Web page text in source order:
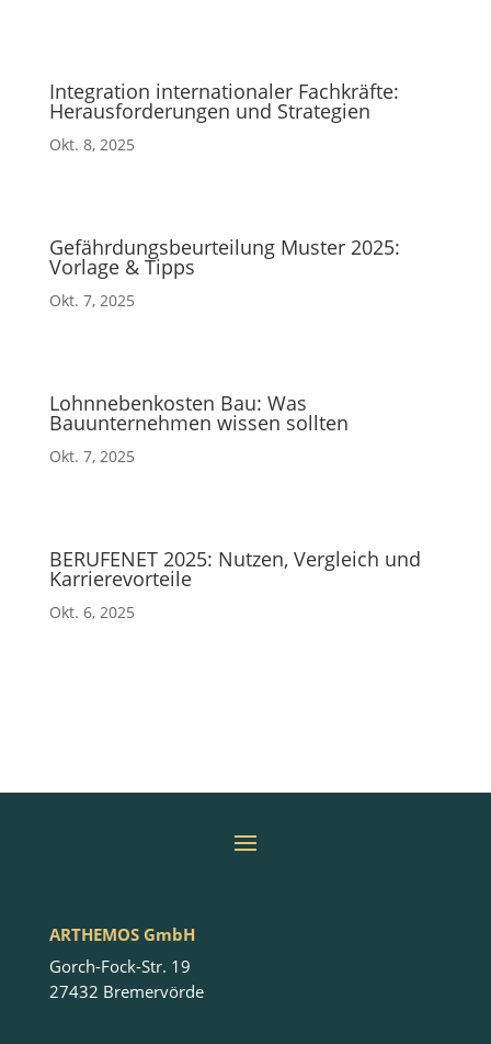
Integration internationaler Fachkräfte:
Herausforderungen und Strategien
Okt. 8, 2025
Gefährdungsbeurteilung Muster 2025:
Vorlage & Tipps
Okt. 7, 2025
Lohnnebenkosten Bau: Was
Bauunternehmen wissen sollten
Okt. 7, 2025
BERUFENET 2025: Nutzen, Vergleich und
Karrierevorteile
Okt. 6, 2025
ARTHEMOS GmbH
Gorch-Fock-Str. 19
27432 Bremervörde